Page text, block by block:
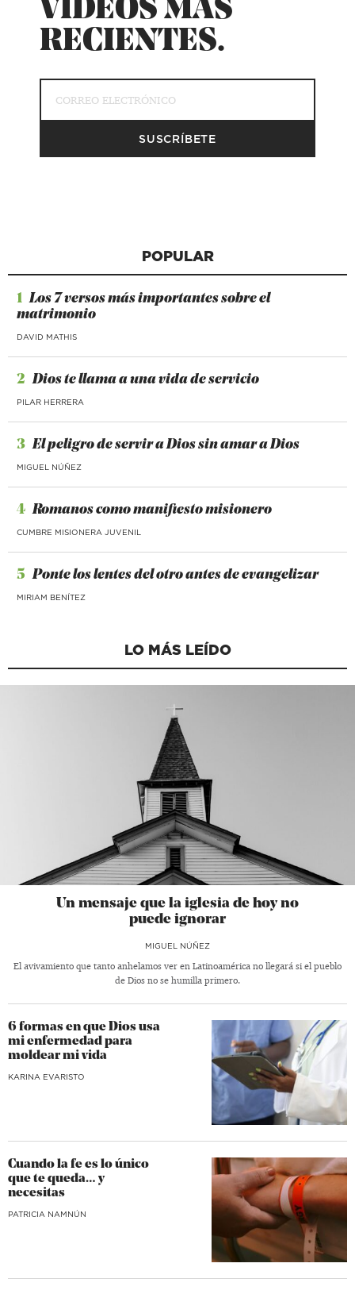
VÍDEOS MÁS
RECIENTES.
POPULAR
1 Los 7 versos más importantes sobre el
matrimonio
DAVID MATHIS
2 Dios te llama a una vida de servicio
PILAR HERRERA
3 El peligro de servir a Dios sin amar a Dios
MIGUEL NÚÑEZ
4 Romanos como manifiesto misionero
CUMBRE MISIONERA JUVENIL
5 Ponte los lentes del otro antes de evangelizar
MIRIAM BENÍTEZ
LO MÁS LEÍDO
Un mensaje que la iglesia de hoy no
puede ignorar
MIGUEL NÚÑEZ
El avivamiento que tanto anhelamos ver en Latinoamérica no llegará si el pueblo
de Dios no se humilla primero.
6 formas en que Dios usa
mi enfermedad para
moldear mi vida
KARINA EVARISTO
Cuando la fe es lo único
que te queda… y
necesitas
​PATRICIA NAMNÚN